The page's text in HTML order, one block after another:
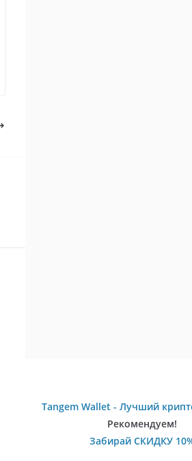
Tangem Wallet - Лучший
Рекомендуем!
Забирай СКИДКУ